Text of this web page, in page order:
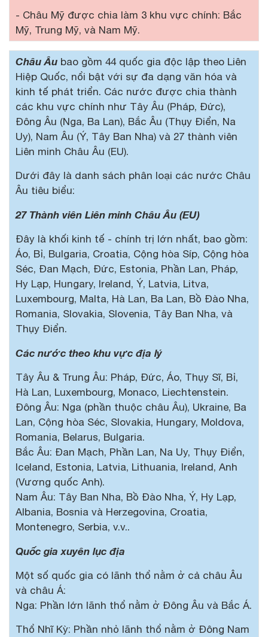
- Châu Mỹ được chia làm 3 khu vực chính: Bắc
Mỹ, Trung Mỹ, và Nam Mỹ.
Châu Âu bao gồm 44 quốc gia độc lập theo Liên
Hiệp Quốc, nổi bật với sự đa dạng văn hóa và
kinh tế phát triển. Các nước được chia thành
các khu vực chính như Tây Âu (Pháp, Đức),
Đông Âu (Nga, Ba Lan), Bắc Âu (Thụy Điển, Na
Uy), Nam Âu (Ý, Tây Ban Nha) và 27 thành viên
Liên minh Châu Âu (EU).
Dưới đây là danh sách phân loại các nước Châu
Âu tiêu biểu:
27 Thành viên Liên minh Châu Âu (EU)
Đây là khối kinh tế - chính trị lớn nhất, bao gồm:
Áo, Bỉ, Bulgaria, Croatia, Cộng hòa Síp, Cộng hòa
Séc, Đan Mạch, Đức, Estonia, Phần Lan, Pháp,
Hy Lạp, Hungary, Ireland, Ý, Latvia, Litva,
Luxembourg, Malta, Hà Lan, Ba Lan, Bồ Đào Nha,
Romania, Slovakia, Slovenia, Tây Ban Nha, và
Thụy Điển.
Các nước theo khu vực địa lý
Tây Âu & Trung Âu: Pháp, Đức, Áo, Thụy Sĩ, Bỉ,
Hà Lan, Luxembourg, Monaco, Liechtenstein.
Đông Âu: Nga (phần thuộc châu Âu), Ukraine, Ba
Lan, Cộng hòa Séc, Slovakia, Hungary, Moldova,
Romania, Belarus, Bulgaria.
Bắc Âu: Đan Mạch, Phần Lan, Na Uy, Thụy Điển,
Iceland, Estonia, Latvia, Lithuania, Ireland, Anh
(Vương quốc Anh).
Nam Âu: Tây Ban Nha, Bồ Đào Nha, Ý, Hy Lạp,
Albania, Bosnia và Herzegovina, Croatia,
Montenegro, Serbia, v.v..
Quốc gia xuyên lục địa
Một số quốc gia có lãnh thổ nằm ở cả châu Âu
và châu Á:
Nga: Phần lớn lãnh thổ nằm ở Đông Âu và Bắc Á.
Thổ Nhĩ Kỳ: Phần nhỏ lãnh thổ nằm ở Đông Nam